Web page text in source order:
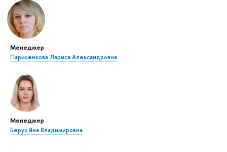
Менеджер
Парисенкова Лариса Александровна
Менеджер
Берус Яна Владимировна